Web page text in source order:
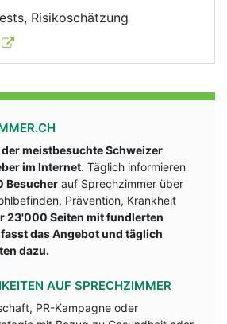
Risikoschätzung
meistbesuchte Schweizer
im Internet. Täglich informieren
Besucher auf Sprechzimmer über
Prävention, Krankheit
23'000 Seiten mit fundlerten
das Angebot und täglich
dazu.
AUF SPRECHZIMMER
PR-Kampagne oder